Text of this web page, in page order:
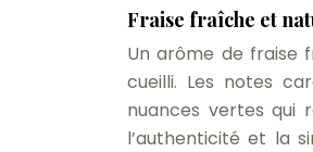
Fraise fraîche et
Un arôme de fraise
cueilli. Les notes
nuances vertes qui
l’authenticité et la